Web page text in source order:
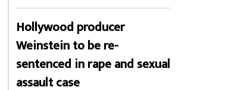
Hollywood producer
Weinstein to be re-
sentenced in rape and sexual
assault case